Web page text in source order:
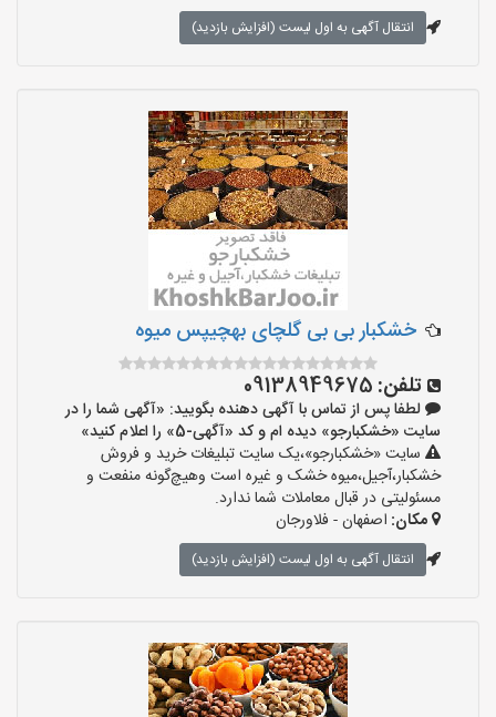
انتقال آگهی به اول لیست (افزایش بازدید)
خشکبار بی بی گلچای بهچیپس میوه
تلفن: 09138949675
لطفا پس از تماس با آگهی دهنده بگویید: «آگهی شما را در
سایت «خشکبارجو» دیده ام و کد «آگهی-5» را اعلام کنید»
سایت «خشکبارجو»،یک سایت تبلیغات خرید و فروش
خشکبار،آجیل،میوه خشک و غیره است وهیچ‌گونه منفعت و
مسئولیتی در قبال معاملات شما ندارد.
مکان: اصفهان - فلاورجان
انتقال آگهی به اول لیست (افزایش بازدید)